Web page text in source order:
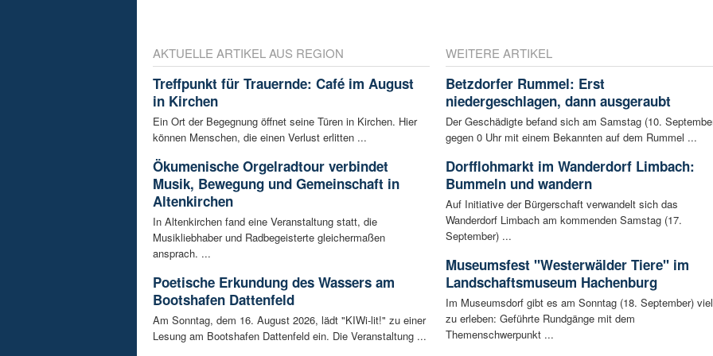
AKTUELLE ARTIKEL AUS REGION
Treffpunkt für Trauernde: Café im August
in Kirchen
Ein Ort der Begegnung öffnet seine Türen in Kirchen. Hier
können Menschen, die einen Verlust erlitten ...
Ökumenische Orgelradtour verbindet
Musik, Bewegung und Gemeinschaft in
Altenkirchen
In Altenkirchen fand eine Veranstaltung statt, die
Musikliebhaber und Radbegeisterte gleichermaßen
ansprach. ...
Poetische Erkundung des Wassers am
Bootshafen Dattenfeld
Am Sonntag, dem 16. August 2026, lädt "KIWi-lit!" zu einer
Lesung am Bootshafen Dattenfeld ein. Die Veranstaltung ...
WEITERE ARTIKEL
Betzdorfer Rummel: Erst
niedergeschlagen, dann ausgeraubt
Der Geschädigte befand sich am Samstag (10.
gegen 0 Uhr mit einem Bekannten auf dem Rummel ...
Dorfflohmarkt im Wanderdorf Limbach:
Bummeln und wandern
Auf Initiative der Bürgerschaft verwandelt sich das
Wanderdorf Limbach am kommenden Samstag (17.
September) ...
Museumsfest "Westerwälder Tiere" im
Landschaftsmuseum Hachenburg
Im Museumsdorf gibt es am Sonntag (18. September) viel
zu erleben: Geführte Rundgänge mit dem
Themenschwerpunkt ...